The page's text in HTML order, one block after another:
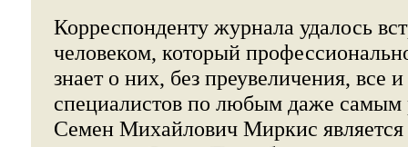
Корреспонденту журнала удалось
человеком, который
знает о них, без преувеличения, все
специалистов по любым даже
Семен Михайлович Миркис